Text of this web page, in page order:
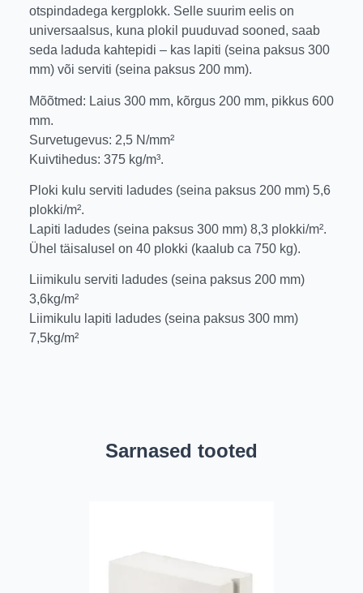
otspindadega kergplokk. Selle suurim eelis on
universaalsus, kuna plokil puuduvad sooned, saab
seda laduda kahtepidi – kas lapiti (seina paksus 300
mm) või serviti (seina paksus 200 mm).
Mõõtmed: Laius 300 mm, kõrgus 200 mm, pikkus 600
mm.
Survetugevus: 2,5 N/mm²
Kuivtihedus: 375 kg/m³.
Ploki kulu serviti ladudes (seina paksus 200 mm) 5,6
plokki/m².
Lapiti ladudes (seina paksus 300 mm) 8,3 plokki/m².
Ühel täisalusel on 40 plokki (kaalub ca 750 kg).
Liimikulu serviti ladudes (seina paksus 200 mm)
3,6kg/m²
Liimikulu lapiti ladudes (seina paksus 300 mm)
7,5kg/m²
Sarnased tooted